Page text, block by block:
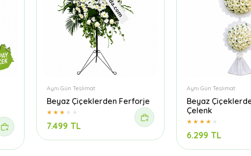
Aynı Gün Teslimat
Beyaz Çiçeklerden Ferforje
7.499 TL
Aynı Gün Teslimat
Beyaz
Çelenk
6.299 TL